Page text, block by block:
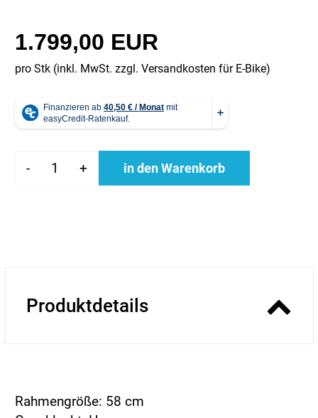
1.799,00 EUR
pro Stk (inkl. MwSt. zzgl. Versandkosten für E-Bike)
- + in den Warenkorb
Produktdetails
Rahmengröße: 58 cm